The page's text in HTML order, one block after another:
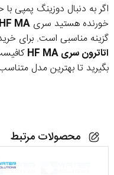
اگر به دنبال دوزینگ پمپی با
خورنده هستید سری HF MA
گزینه مناسبی است. برای
اتاترون سری HF MA
بگیرید تا بهترین مدل متناسب
محصولات مرتبط